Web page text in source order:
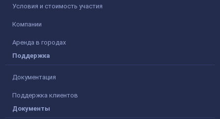
Условия и стоимость участия
Компании
Аренда в городах
Поддержка
Документация
Поддержка клиентов
Документы